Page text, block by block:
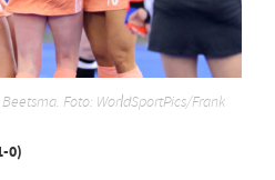
Foto: WorldSportPics/Frank
0)